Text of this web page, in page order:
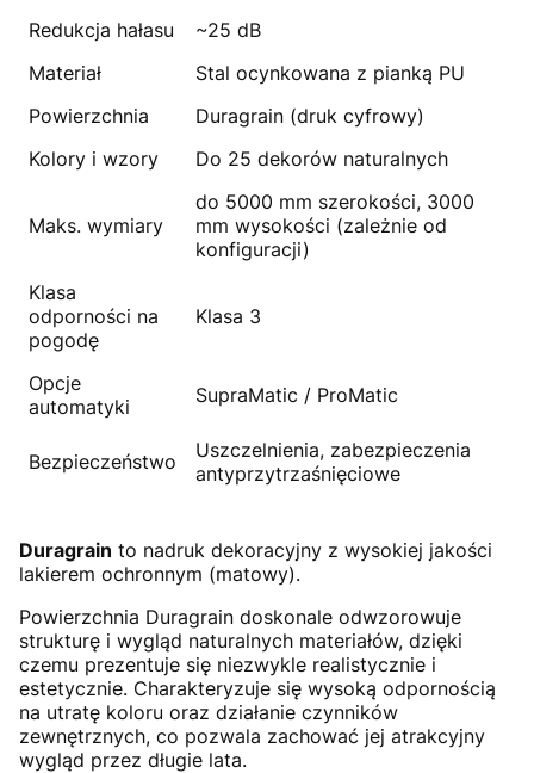
Redukcja hałasu
~25 dB
Materiał
Stal ocynkowana z pianką PU
Powierzchnia
Duragrain (druk cyfrowy)
Kolory i wzory
Do 25 dekorów naturalnych
Maks. wymiary
do 5000 mm szerokości, 3000
mm wysokości (zależnie od
konfiguracji)
Klasa
odporności na
pogodę
Klasa 3
Opcje
automatyki
SupraMatic / ProMatic
Bezpieczeństwo
Uszczelnienia, zabezpieczenia
antyprzytrzaśnięciowe
Duragrain to nadruk dekoracyjny z wysokiej jakości
lakierem ochronnym (matowy).
Powierzchnia Duragrain doskonale odwzorowuje
strukturę i wygląd naturalnych materiałów, dzięki
czemu prezentuje się niezwykle realistycznie i
estetycznie. Charakteryzuje się wysoką odpornością
na utratę koloru oraz działanie czynników
zewnętrznych, co pozwala zachować jej atrakcyjny
wygląd przez długie lata.